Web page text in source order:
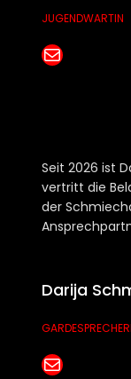
JUGENDWARTIN
E-Mail senden
Seit 2026 ist
vertritt die
der
Darija
E-Mail senden